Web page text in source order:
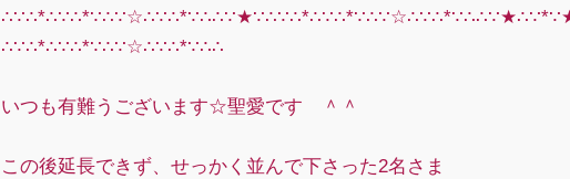
∴∵∴*∴∵∴*∵∴∵☆∴∵∴*∵∴∴
いつも有難うございます☆聖愛です ＾＾
この後延長できず、せっかく並んで下さった2名さま